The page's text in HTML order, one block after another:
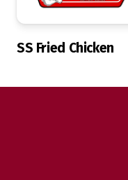
SS Fried Chicken